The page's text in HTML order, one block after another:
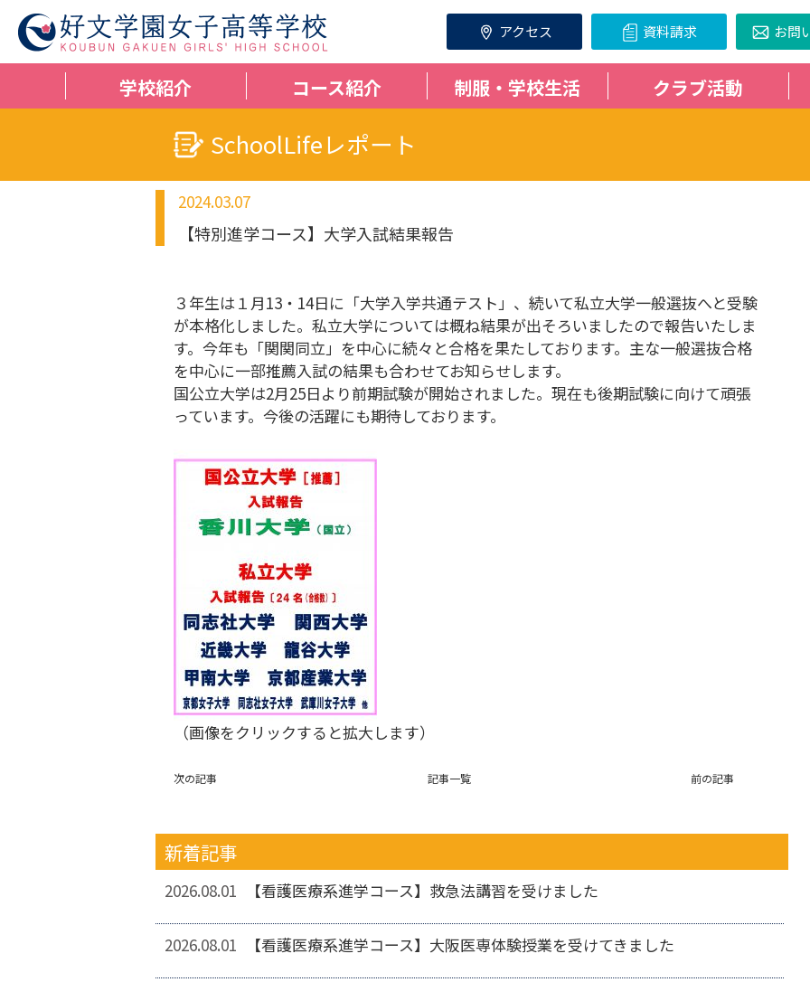
アクセス 資料請求 お問
学校紹介 コース紹介 制服・学校生活 クラブ活動
SchoolLifeレポート
2024.03.07
【特別進学コース】大学入試結果報告
３年生は１月13・14日に「大学入学共通テスト」、続いて私立大学一般選抜へと受験
が本格化しました。私立大学については概ね結果が出そろいましたので報告いたしま
す。今年も「関関同立」を中心に続々と合格を果たしております。主な一般選抜合格
を中心に一部推薦入試の結果も合わせてお知らせします。
国公立大学は2月25日より前期試験が開始されました。現在も後期試験に向けて頑張
っています。今後の活躍にも期待しております。
（画像をクリックすると拡大します）
次の記事 記事一覧 前の記事
新着記事
2026.08.01 【看護医療系進学コース】救急法講習を受けました
2026.08.01 【看護医療系進学コース】大阪医専体験授業を受けてきました